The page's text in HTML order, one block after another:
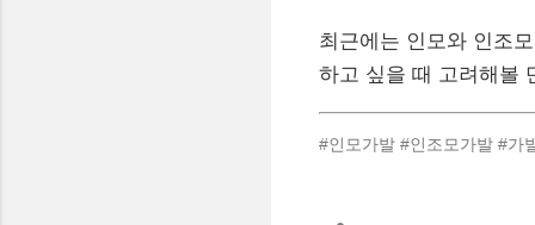
최근에는 인모와 인조
하고 싶을 때 고려해볼
#인모가발 #인조모가발 #가